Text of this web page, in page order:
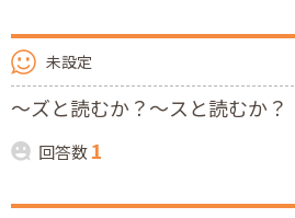
未設定
〜ズと読むか？〜スと読むか？
回答数1